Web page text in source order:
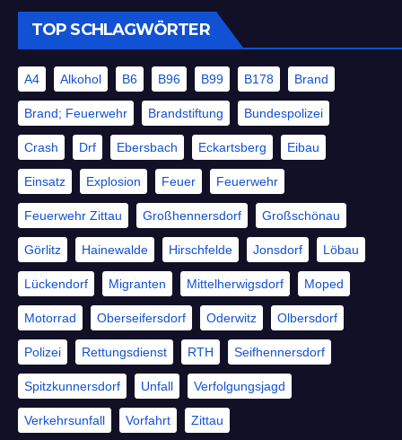
TOP SCHLAGWÖRTER
A4 Alkohol B6 B96 B99 B178 Brand
Brand; Feuerwehr Brandstiftung Bundespolizei
Crash Drf Ebersbach Eckartsberg Eibau
Einsatz Explosion Feuer Feuerwehr
Feuerwehr Zittau Großhennersdorf Großschönau
Görlitz Hainewalde Hirschfelde Jonsdorf Löbau
Lückendorf Migranten Mittelherwigsdorf Moped
Motorrad Oberseifersdorf Oderwitz Olbersdorf
Polizei Rettungsdienst RTH Seifhennersdorf
Spitzkunnersdorf Unfall Verfolgungsjagd
Verkehrsunfall Vorfahrt Zittau